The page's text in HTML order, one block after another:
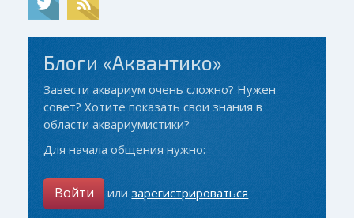
Блоги «Аквантико»
Завести аквариум очень сложно? Нужен
совет? Хотите показать свои знания в
области аквариумистики?
Для начала общения нужно:
Войти илизарегистрироваться